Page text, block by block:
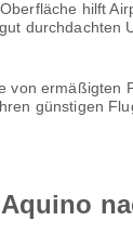
hilft
durchdachten
von ermäßigten
günstigen